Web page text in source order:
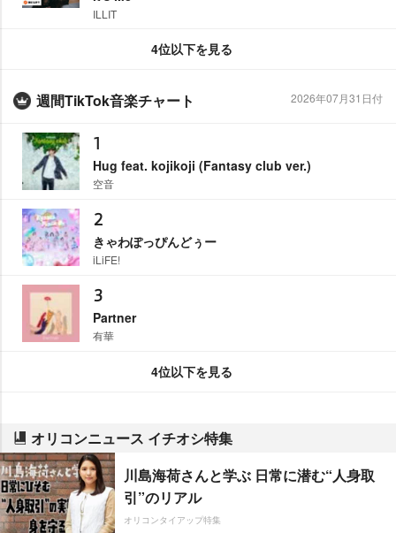
ILLIT
4位以下を見る
週間TikTok音楽チャート 2026年07月31日付
1
Hug feat. kojikoji (Fantasy club ver.)
空音
2
きゃわぽっぴんどぅー
iLiFE!
3
Partner
有華
4位以下を見る
オリコンニュース イチオシ特集
川島海荷さんと学ぶ 日常に潜む“人身取
引”のリアル
オリコンタイアップ特集